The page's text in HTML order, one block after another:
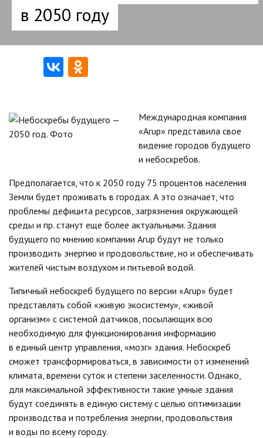
в 2050 году
Международная компания
«Arup» представила свое
видение городов будущего
и небоскребов.
Предполагается, что к 2050 году 75 процентов населения
Земли будет проживать в городах. А это означает, что
проблемы дефицита ресурсов, загрязнения окружающей
среды и пр. станут еще более актуальными. Здания
будущего по мнению компании Arup будут не только
производить энергию и продовольствие, но и обеспечивать
жителей чистым воздухом и питьевой водой.
Типичный небоскреб будущего по версии «Arup» будет
представлять собой «живую экосистему», «живой
организм» с системой датчиков, посылающих всю
необходимую для функционирования информацию
в единый центр управления, «мозг» здания. Небоскреб
сможет трансформироваться, в зависимости от изменений
климата, времени суток и степени заселенности. Однако,
для максимальной эффективности такие умные здания
будут соединять в единую систему с целью оптимизации
производства и потребления энергии, продовольствия
и воды по всему городу.